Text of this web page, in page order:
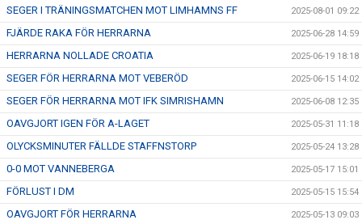
SEGER I TRÄNINGSMATCHEN MOT LIMHAMNS FF 2025-08-01 09:22
FJÄRDE RAKA FÖR HERRARNA 2025-06-28 14:59
HERRARNA NOLLADE CROATIA 2025-06-19 18:18
SEGER FÖR HERRARNA MOT VEBERÖD 2025-06-15 14:02
SEGER FÖR HERRARNA MOT IFK SIMRISHAMN 2025-06-08 12:35
OAVGJORT IGEN FÖR A-LAGET 2025-05-31 11:18
OLYCKSMINUTER FÄLLDE STAFFNSTORP 2025-05-24 13:28
0-0 MOT VANNEBERGA 2025-05-17 15:01
FÖRLUST I DM 2025-05-15 15:54
OAVGJORT FÖR HERRARNA 2025-05-13 09:03